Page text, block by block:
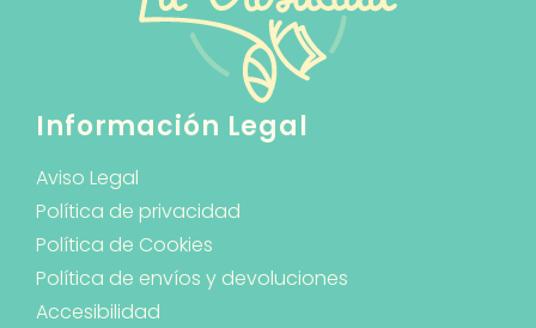
Información Legal
Aviso Legal
Política de privacidad
Política de Cookies
Política de envíos y devoluciones
Accesibilidad